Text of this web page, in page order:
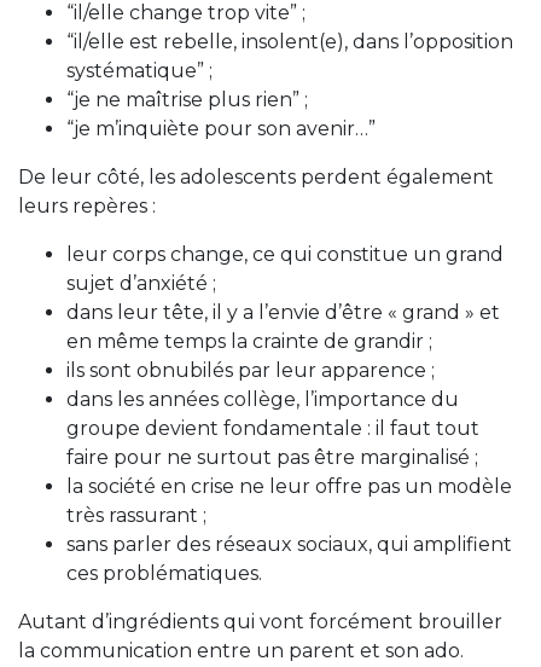
“il/elle change trop vite” ;
“il/elle est rebelle, insolent(e), dans l’opposition
systématique” ;
“je ne maîtrise plus rien” ;
“je m’inquiète pour son avenir…”
De leur côté, les adolescents perdent également
leurs repères :
leur corps change, ce qui constitue un grand
sujet d’anxiété ;
dans leur tête, il y a l’envie d’être « grand » et
en même temps la crainte de grandir ;
ils sont obnubilés par leur apparence ;
dans les années collège, l’importance du
groupe devient fondamentale : il faut tout
faire pour ne surtout pas être marginalisé ;
la société en crise ne leur offre pas un modèle
très rassurant ;
sans parler des réseaux sociaux, qui amplifient
ces problématiques.
Autant d’ingrédients qui vont forcément brouiller
la communication entre un parent et son ado.